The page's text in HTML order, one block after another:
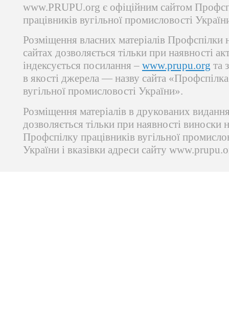
www.PRUPU.org є офіційним сайтом
працівників вугільної промисловості
Розміщення власних матеріалів Профспілки
сайтах дозволяється тільки при наявності
індексується посилання – www.prupu.org та
в якості джерела — назву сайта «Профспілка
вугільної промисловості України».
Розміщення матеріалів в друкованих
дозволяється тільки при наявності виноски
Профспілку працівників вугільної
України і вказівки адреси сайту